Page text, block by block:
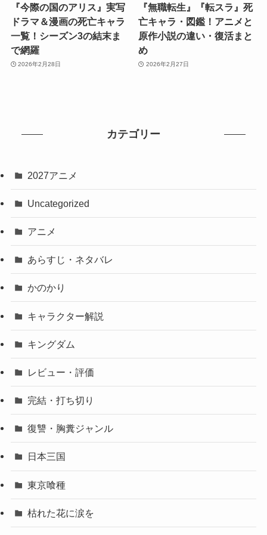
『今際の国のアリス』実写
ドラマ＆漫画の死亡キャラ
一覧！シーズン3の結末ま
で網羅
2026年2月28日
『無職転生』『転スラ』死
亡キャラ・図鑑！アニメと
原作小説の違い・復活まと
め
2026年2月27日
カテゴリー
2027アニメ
Uncategorized
アニメ
あらすじ・ネタバレ
かのかり
キャラクター解説
キングダム
レビュー・評価
完結・打ち切り
復讐・胸糞ジャンル
日本三国
東京喰種
枯れた花に涙を